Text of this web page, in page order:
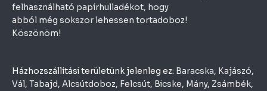
felhasználható papírhulladékot, hogy
abból még sokszor lehessen tortadoboz!
Köszönöm!
Házhozszállítási területünk jelenleg ez: Baracska, Kajászó,
Vál, Tabajd, Alcsútdoboz, Felcsút, Bicske, Mány, Zsámbék,